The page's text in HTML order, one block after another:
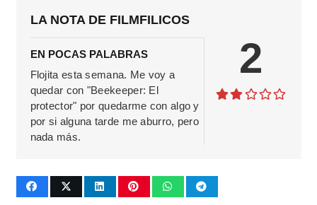
LA NOTA DE FILMFILICOS
EN POCAS PALABRAS
Flojita esta semana. Me voy a
quedar con "Beekeeper: El
protector" por quedarme con algo y
por si alguna tarde me aburro, pero
nada más.
2